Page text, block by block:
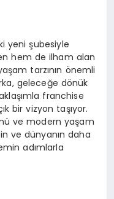
yeni şubesiyle
hem de ilham alan
tarzının önemli
geleceğe dönük
franchise
bir vizyon taşıyor.
ve modern yaşam
ve dünyanın daha
adımlarla